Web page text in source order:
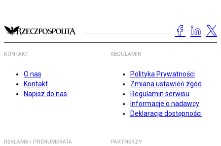
KONTAKT
O nas
Kontakt
Napisz do nas
REGULAMIN
Polityka Prywatności
Zmiana ustawień zgód
Regulamin serwisu
Informacje o nadawcy
Deklaracja dostępności
REKLAMA I PRENUMERATA PARTNERZY